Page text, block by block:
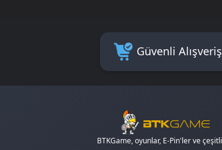
Güvenli Alışveriş
BTKGame, oyunlar, E-Pin'ler ve çeşitli